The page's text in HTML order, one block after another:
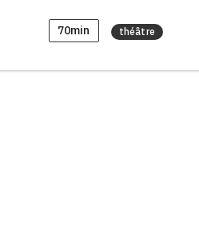
70min théâtre